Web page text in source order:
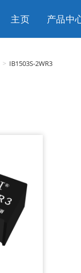
主页 产品中
> IB1503S-2WR3